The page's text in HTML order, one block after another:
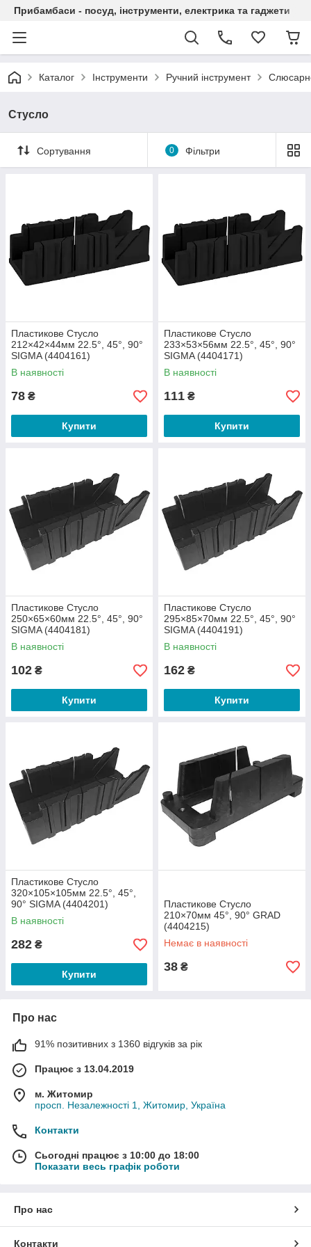
Прибамбаси - посуд, інструменти, електрика та гаджети
Каталог Інструменти Ручний інструмент
Стусло
Сортування 0 Фільтри
Пластикове Стусло
212×42×44мм 22.5°, 45°, 90°
SIGMA (4404161)
В наявності
78 ₴
Купити
Пластикове Стусло
233×53×56мм 22.5°, 45°, 90°
SIGMA (4404171)
В наявності
111 ₴
Купити
Пластикове Стусло
250×65×60мм 22.5°, 45°, 90°
SIGMA (4404181)
В наявності
102 ₴
Купити
Пластикове Стусло
295×85×70мм 22.5°, 45°, 90°
SIGMA (4404191)
В наявності
162 ₴
Купити
Пластикове Стусло
320×105×105мм 22.5°, 45°,
90° SIGMA (4404201)
В наявності
282 ₴
Купити
Пластикове Стусло
210×70мм 45°, 90° GRAD
(4404215)
Немає в наявності
38 ₴
Про нас
91% позитивних з 1360 відгуків за рік
Працює з 13.04.2019
м. Житомир
просп. Незалежності 1, Житомир, Україна
Контакти
Сьогодні працює з 10:00 до 18:00
Показати весь графік роботи
Про нас
Контакти